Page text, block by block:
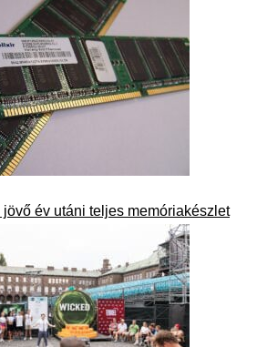
jövő év utáni teljes memóriakészlet